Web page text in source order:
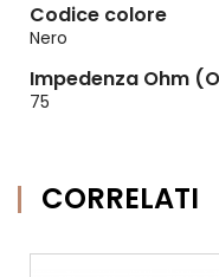
Codice colore
Nero
Impedenza Ohm
75
CORRELATI